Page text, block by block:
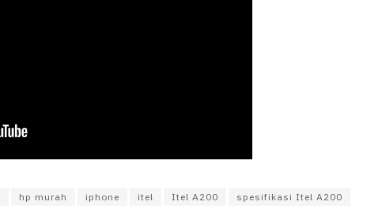
hp murah iphone itel Itel A200 spesifikasi Itel A200